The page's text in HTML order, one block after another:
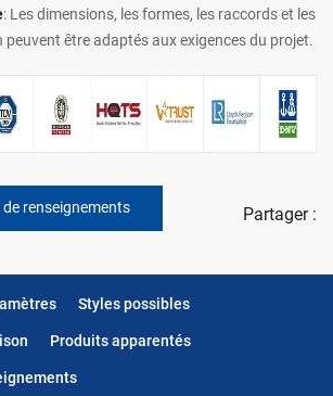
: Les dimensions, les formes, les raccords et les
être adaptés aux exigences du projet.
de renseignements Partager :
Styles possibles
Produits apparentés